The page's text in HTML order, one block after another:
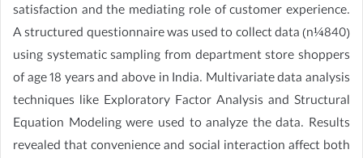
satisfaction and the mediating role of customer experience.
A structured questionnaire was used to collect data (n¼840)
using systematic sampling from department store shoppers
of age 18 years and above in India. Multivariate data analysis
techniques like Exploratory Factor Analysis and Structural
Equation Modeling were used to analyze the data. Results
revealed that convenience and social interaction affect both